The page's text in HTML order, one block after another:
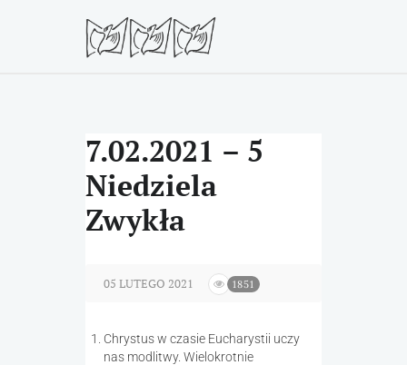
7.02.2021 – 5
Niedziela
Zwykła
05 LUTEGO 2021 1851
Chrystus w czasie Eucharystii uczy
nas modlitwy. Wielokrotnie